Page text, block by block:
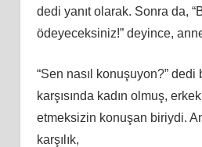
dedi yanıt olarak. Sonra da,
ödeyeceksiniz!” deyince,
“Sen nasıl konuşuyon?”
karşısında kadın olmuş,
etmeksizin konuşan biriydi.
karşılık,